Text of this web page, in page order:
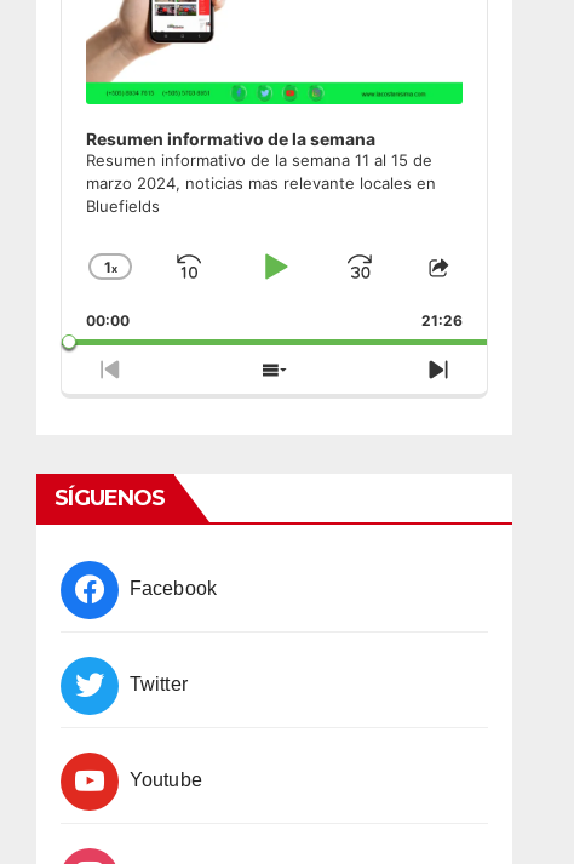
Resumen informativo de la semana
Resumen informativo de la semana 11 al 15 de
marzo 2024, noticias mas relevante locales en
Bluefields
Change
Rate
1x
Skip
Play
Jump
Forward
Share
Episode
00:00 21:26
Previous
Episode
Show
Episodes
Next
Episode
SÍGUENOS
Facebook
Twitter
Youtube